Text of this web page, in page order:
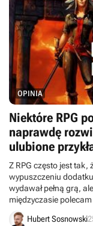
OPINIA
Niektóre RPG
naprawdę
ulubione
Z RPG często jest tak,
wypuszczeniu
wydawał pełną grą,
międzyczasie
Hubert Sosnowski